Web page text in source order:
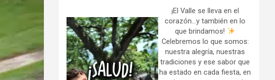
¡El Valle se lleva en el
corazón…y también en lo
que brindamos!
Celebremos lo que somos:
nuestra alegría, nuestras
tradiciones y ese sabor que
ha estado en cada fiesta, en